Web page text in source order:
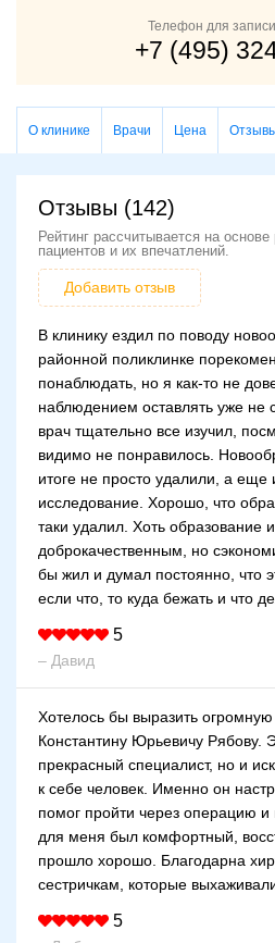
Телефон для записи
+7 (495)
О клинике Врачи Цена
Отзывы (142)
Рейтинг рассчитывается на
пациентов и их впечатлений.
Добавить отзыв
В клинику ездил по поводу
районной поликлинке
понаблюдать, но я как-то не
наблюдением оставлять уже не
врач тщательно все изучил,
видимо не понравилось.
итоге не просто удалили, а еще
исследование. Хорошо, что
таки удалил. Хоть образование
доброкачественным, но
бы жил и думал постоянно, что
если что, то куда бежать и что
5
– Давид
Хотелось бы выразить огромную
Константину Юрьевичу Рябову.
прекрасный специалист, но и
к себе человек. Именно он
помог пройти через операцию и
для меня был комфортный,
прошло хорошо. Благодарна
сестричкам, которые
5